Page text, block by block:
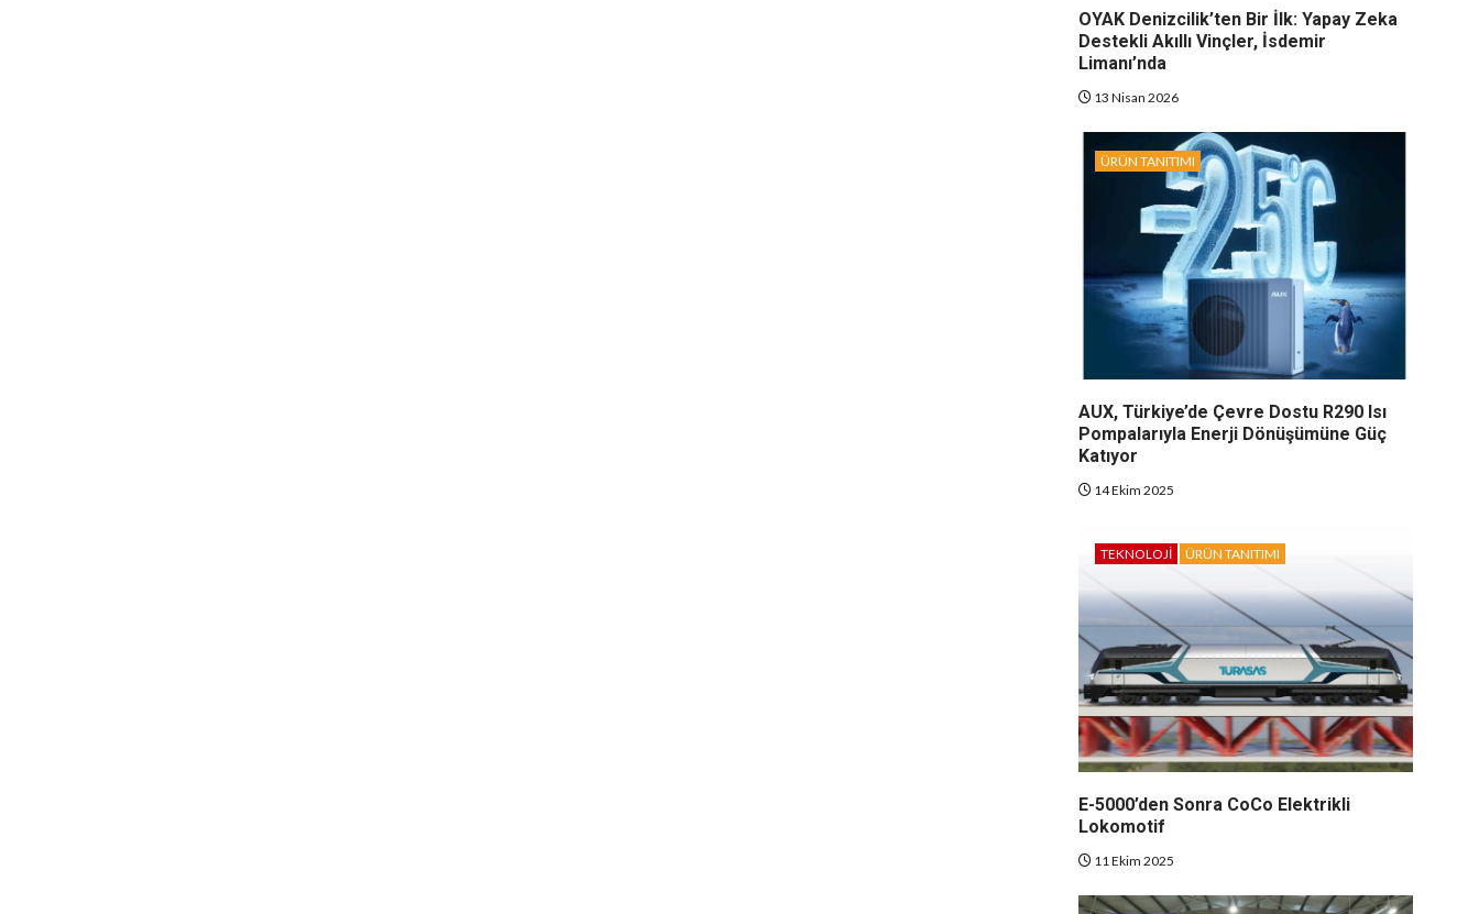
OYAK Denizcilik’ten Bir İlk: Yapay Zeka
Destekli Akıllı Vinçler, İsdemir
Limanı’nda
13 Nisan 2026
ÜRÜN TANITIMI
AUX, Türkiye’de Çevre Dostu R290 Isı
Pompalarıyla Enerji Dönüşümüne Güç
Katıyor
14 Ekim 2025
TEKNOLOJI ÜRÜN TANITIMI
E-5000’den Sonra CoCo Elektrikli
Lokomotif
11 Ekim 2025